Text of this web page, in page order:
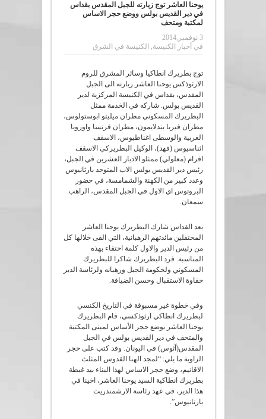
يوحنا العاشر توج زيارته للجبل المقدس بقداس
في دير القديس بولس ووضع حجر الاساس
لمكتبة ومتحف
3 نوفمبر,2014
في أخبار الكنيسة, الكنيسة في الشرق
توج بطريرك انطاكيا وسائر المشرق للروم
الارثوذكس يوحنا العاشر زيارته الى الجبل
المقدس، بقداس في الكنيسة المركزية لدير
القديس بولس. شاركه في الخدمة ممثل
البطريرك المسكوني مطران ميليتو ابوستولوس،
مطران فيريا بندلايمون، مطران فرنسا واوروبا
الغربية والوسطى اغناطيوس، الاسقف
اثناسيوس (فهد)، الوكيل البطريركي الاسقف
افرام (معلولي) ممثلو الاديار العشرين في الجبل،
رئيس دير القديس بولس الاب المتوحد بارثانيوس
وعدد كبير من الكهنة والشمامسة، في حضور
البروتوس اي الاول في الجبل المقدس، الراهب
سمعان.
بعد القداس شارك البطريرك يوحنا العاشر
المحتفلين مائدتهم الرهبانية، التي القى خلالها كل
من رئيس الدير والاول كلمة احتفاء بهذه
المناسبة. فرد البطريرك شاكرا للبطريرك
المسكوني ولحكومة الجبل ورهبانه ولرئاسة الدير
حفاوة الاستقبال وحسن الضيافة.
وفي خطوة غير مسبوقة في التاريخ الكنسي
لبطريرك انطاكي ارثوذكسي، قام البطريرك
يوحنا العاشر بوضع حجر الأساس لمبنى المكتبة
والمتحف في دير القديس بولس في الجبل
المقدس(آثوس) في اليونان. وقد كتب على حجر
الزاوية ما يلي: “لمجد الهنا القدوس المثلث
الاقانيم، وضع حجر الاساس لهذا البناء بيد غبطة
بطريرك انطاكية السيد يوحنا العاشر، اخينا في
هذا الدير، في عهد رئاسة الارشمندريت
بارتانيوس”.